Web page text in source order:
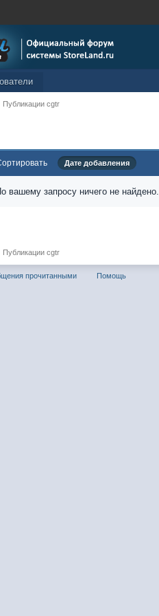
Публикации cgtr
Дате добавления
вашему запросу ничего не найдено.
Публикации cgtr
прочитанными Помощь